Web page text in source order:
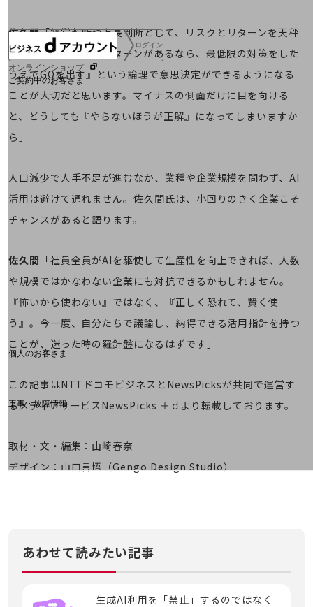
ログイン
オンラインショップ
ご契約中のお客さま
サービス別サポート情報
ご契約中サービスの一元管理
料金分析(ご利用料金管理サービス)
Web明細(My docomo)
個人のお客さま
OCNなど
工事・故障情報
SDPFナレッジセンター
NTTドコモ 通信障害情報
佐久間「経営判断や上長判断として、リスクとリターンを天秤
にかけ『これだけのリターンがあるなら、最低限の対策をした
うえでGOを出す』という論理で意思決定ができるようになる
ことが大切だと思います。マイナスの側面だけに目を向ける
と、どうしても『やらないほうが正解』になってしまいますか
ら」
人口減少で人手不足が進むなか、業種や企業規模を問わず、AI
活用は避けて通れません。佐久間氏は、小回りのきく企業こそ
チャンスがあると語ります。
佐久間 「社員全員がAIを駆使して生産性を向上できれば、人数
や規模ではかなわない企業にも対抗できるかもしれません。
『怖いから使わない』ではなく、『正しく恐れて、賢く使
う』。今一度、自分たちで議論し、納得できる活用指針を持つ
ことが、迷った時の羅針盤になるはずです」
この記事はNTTドコモビジネスとNewsPicksが共同で運営す
るメディアサービスNewsPicks ＋ｄより転載しております。
取材・文・編集：山崎春奈
デザイン：山口言悟（Gengo Design Studio）
あわせて読みたい記事
生成AI利用を「禁止」するのではなく